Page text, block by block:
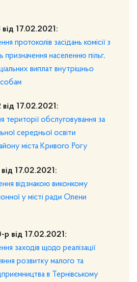
17.02.2021:
протоколів засідань комісії з
призначення населенню пільг,
виплат внутрішньо
17.02.2021:
території обслуговування за
середньої освіти
міста Кривого Рогу
17.02.2021:
відзнакою виконкому
у місті ради Олени
від 17.02.2021:
заходів щодо реалізації
розвитку малого та
в Тернівському